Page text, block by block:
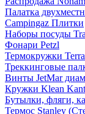
Палатка
Campingaz Плитки
Наборы посуды
Фонари Petzl
Термокружки
Треккинговые
Винты JetMar
Кружки Klean
Бутылки, фляги,
Термос Stanley